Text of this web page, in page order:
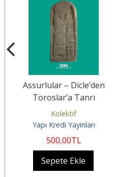
Assurlular – Dicle’den
Toroslar’a Tanrı
Assur’un Krallığı
Kolektif
Yapı Kredi Yayınları
500,00TL
Sepete Ekle